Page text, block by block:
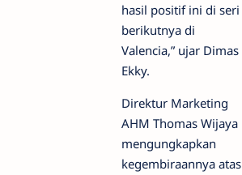
hasil positif ini di seri
berikutnya di
Valencia,” ujar Dimas
Ekky.
Direktur Marketing
AHM Thomas Wijaya
mengungkapkan
kegembiraannya atas